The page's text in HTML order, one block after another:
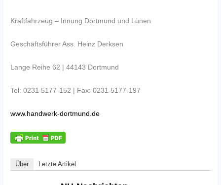
Kraftfahrzeug – Innung Dortmund und Lünen
Geschäftsführer Ass. Heinz Derksen
Lange Reihe 62 | 44143 Dortmund
Tel: 0231 5177-152 | Fax: 0231 5177-197
www.handwerk-dortmund.de
Über Letzte Artikel